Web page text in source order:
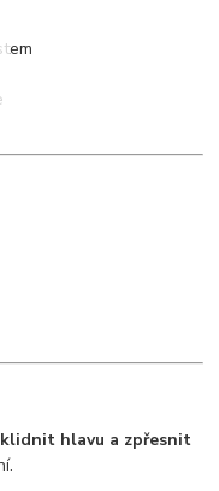
hlavu a zpřesnit